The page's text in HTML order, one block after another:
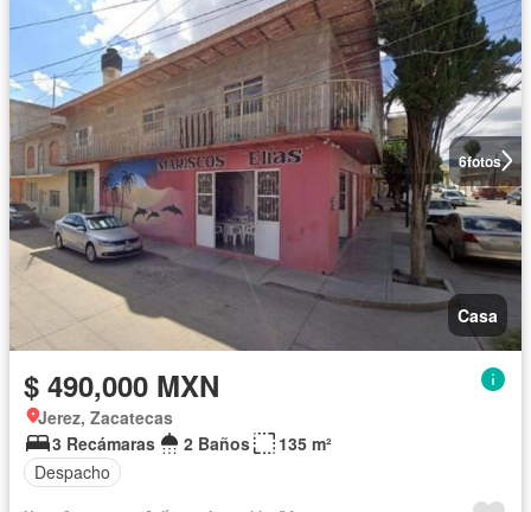
6fotos
Casa
$ 490,000 MXN
Jerez, Zacatecas
3 Recámaras
2 Baños
135 m²
Despacho